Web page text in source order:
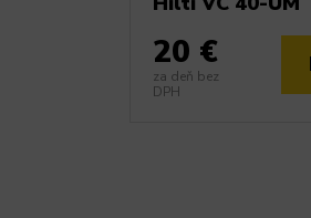
20 €
za deň bez
DPH